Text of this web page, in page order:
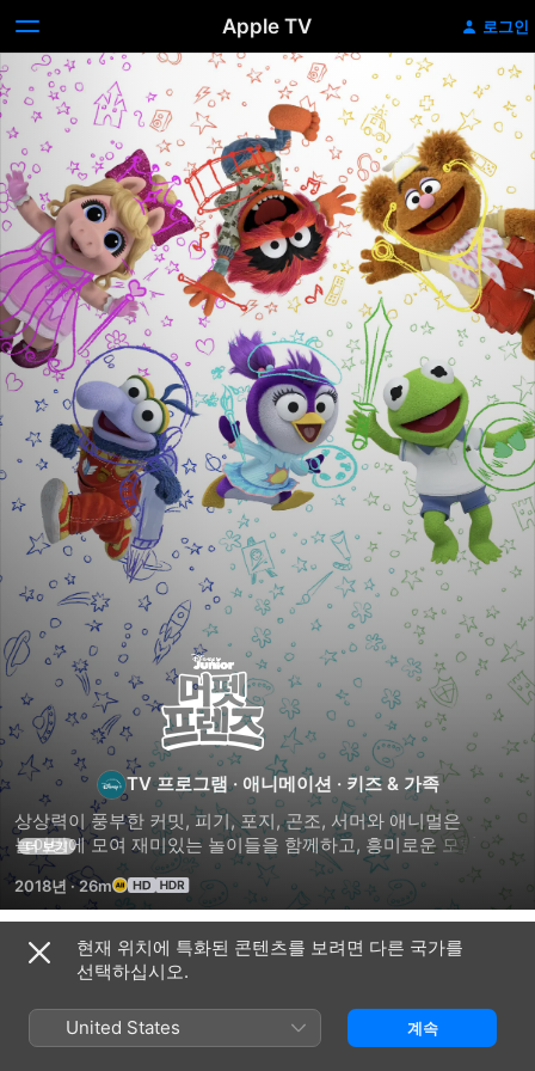
Apple TV 로그인
머펫
프렌즈
TV 프로그램 · 애니메이션 · 키즈 & 가족
상상력이 풍부한 커밋, 피기, 포지, 곤조, 서머와 애니멀은
놀이방에 모여 재미있는 놀이들을 함께하고, 흥미로운 모험을
떠나며, 다양한 꿈을 펼친다.
더 보기
2018년 ·26m
시즌 1
현재 위치에 특화된 콘텐츠를 보려면 다른 국가를
선택하십시오.
United States 계속